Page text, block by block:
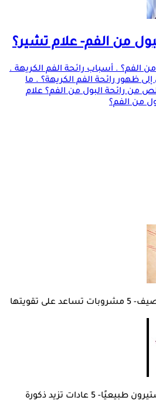
من الفم- علام تشير؟
الفم؟ . أسباب رائحة الفم الكريهة .
إلى ظهور رائحة الفم الكريهة؟ . ما
من رائحة البول من الفم؟ علام
من الفم؟
تقويتها
رفع هرمون التستوستيرون طبيعيًا- 5 عادات تزيد ذكورة